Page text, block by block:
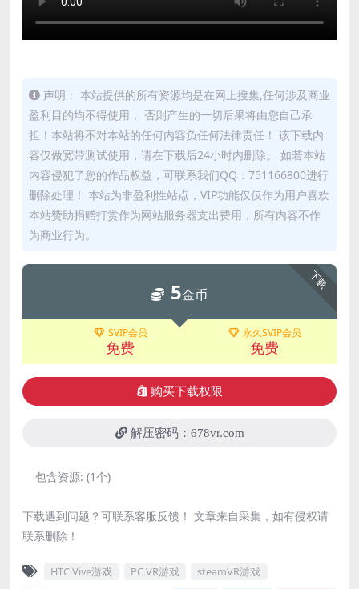
声明： 本站提供的所有资源均是在网上搜集,任何涉及商业
盈利目的均不得使用， 否则产生的一切后果将由您自己承
担！本站将不对本站的任何内容负任何法律责任！ 该下载内
容仅做宽带测试使用，请在下载后24小时内删除。 如若本站
内容侵犯了您的作品权益，可联系我们QQ：751166800进行
删除处理！ 本站为非盈利性站点，VIP功能仅仅作为用户喜欢
本站赞助捐赠打赏作为网站服务器支出费用，所有内容不作
为商业行为。
下载
5金币
SVIP会员
免费
永久SVIP会员
免费
购买下载权限
解压密码：678vr.com
包含资源: (1个)
下载遇到问题？可联系客服反馈！ 文章来自采集，如有侵权请
联系删除！
HTC Vive游戏 PC VR游戏 steamVR游戏